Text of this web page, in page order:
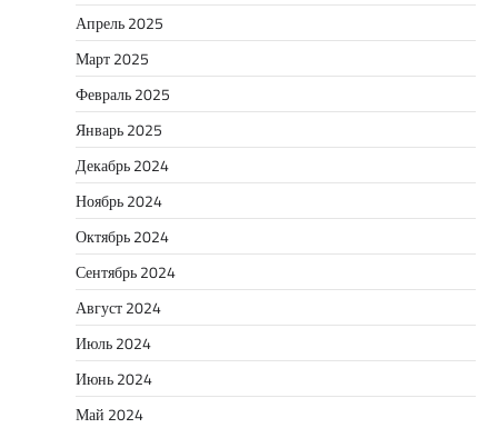
Апрель 2025
Март 2025
Февраль 2025
Январь 2025
Декабрь 2024
Ноябрь 2024
Октябрь 2024
Сентябрь 2024
Август 2024
Июль 2024
Июнь 2024
Май 2024